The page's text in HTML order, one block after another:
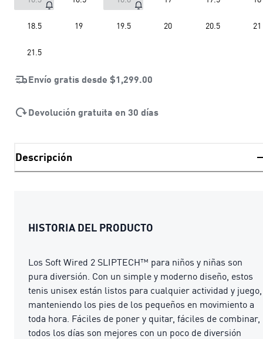
18.5 19 19.5 20 20.5 21
21.5
Envío gratis desde $1,299.00
Devolución gratuita en 30 días
Descripción
HISTORIA DEL PRODUCTO
Los Soft Wired 2 SLIPTECH™ para niños y niñas son
pura diversión. Con un simple y moderno diseño, estos
tenis unisex están listos para cualquier actividad y juego,
manteniendo los pies de los pequeños en movimiento a
toda hora. Fáciles de poner y quitar, fáciles de combinar,
todos los días son mejores con un poco de diversión